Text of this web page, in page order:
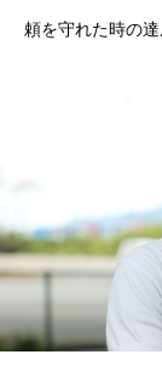
頼を守れた時の達